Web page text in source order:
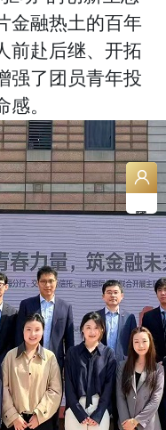
金融热土的百年
前赴后继、开拓
强了团员青年投
。